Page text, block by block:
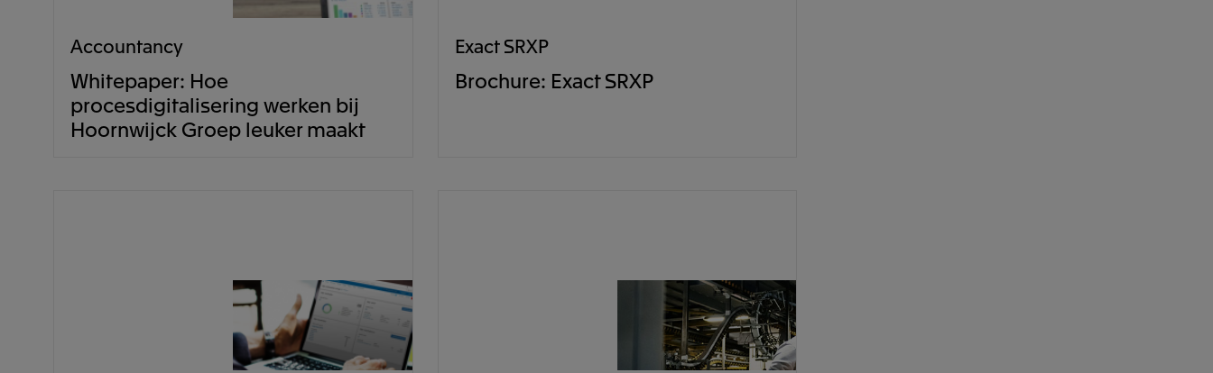
Accountancy
Whitepaper: Hoe
procesdigitalisering werken bij
Hoornwijck Groep leuker maakt
Exact SRXP
Brochure: Exact SRXP